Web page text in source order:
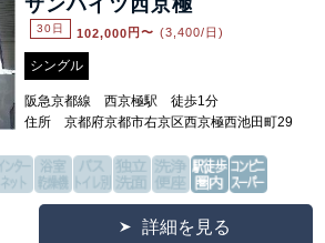
30日 102,000 円〜 (3,400/日)
シングル
阪急京都線 西京極駅 徒歩1分
住所 京都府京都市右京区西京極西池田町29
詳細を見る